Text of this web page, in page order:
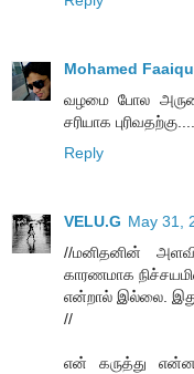
Mohamed
வழமை போல
சரியாக
Reply
VELU.G May 31,
//மனிதனின்
காரணமாக
என்றால் இல்லை.
//
என் கருத்து